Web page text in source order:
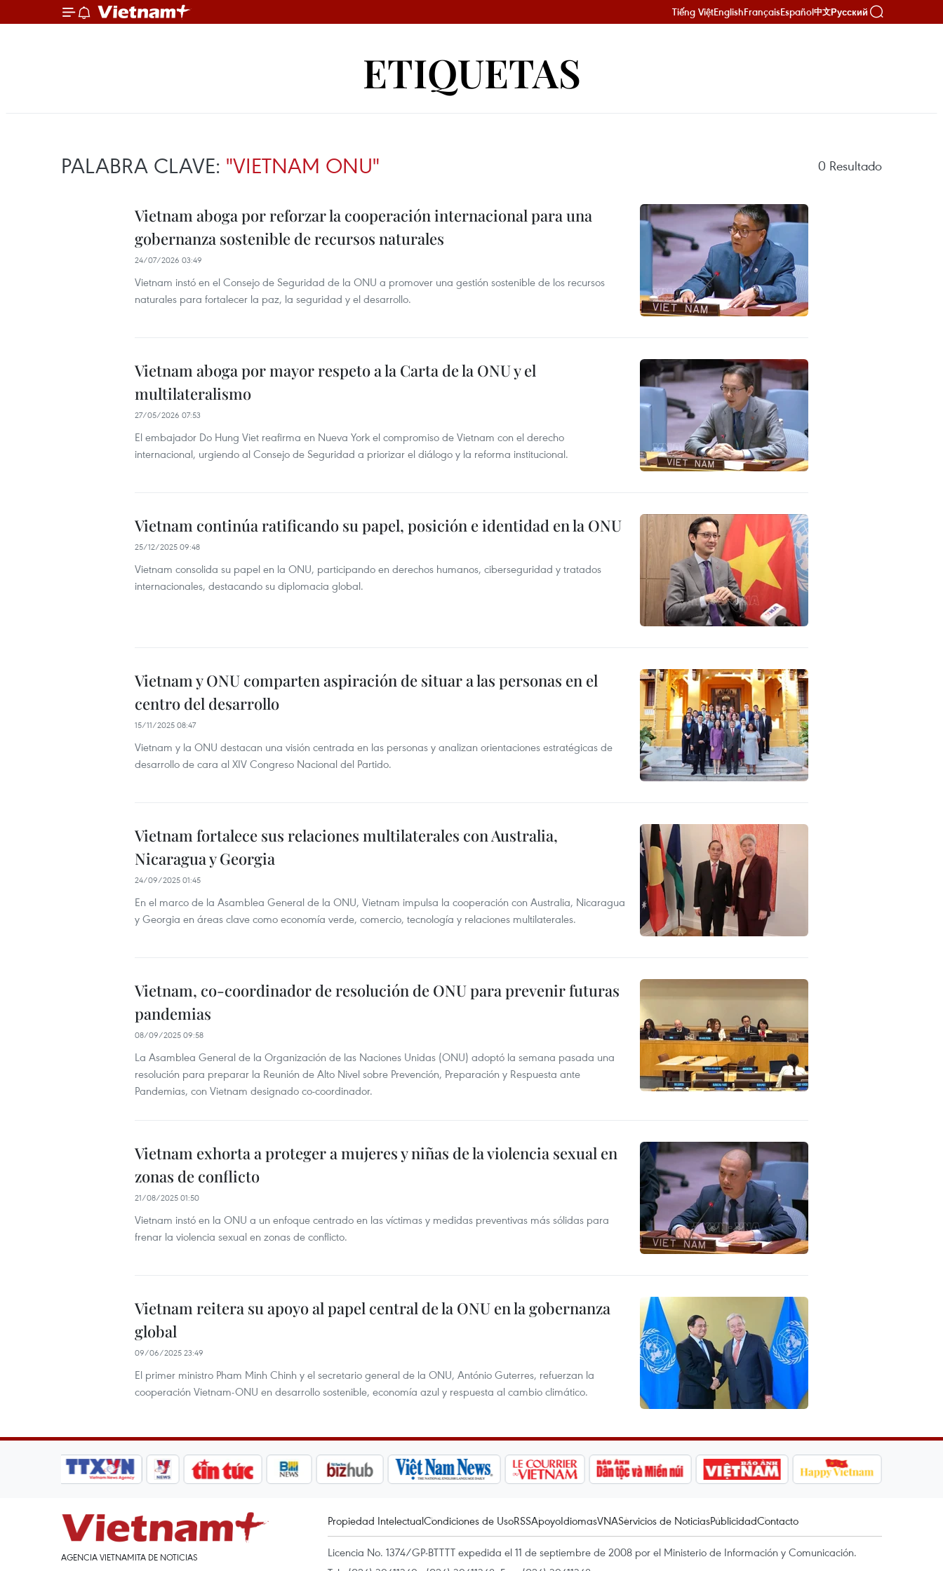
Tiếng ViệtEnglishFrançaisEspañol中文Русский
ETIQUETAS
PALABRA CLAVE: "VIETNAM ONU" 0 Resultado
Vietnam aboga por reforzar la cooperación internacional para una
gobernanza sostenible de recursos naturales
24/07/2026 03:49
Vietnam instó en el Consejo de Seguridad de la ONU a promover una gestión sostenible de los recursos
naturales para fortalecer la paz, la seguridad y el desarrollo.
Vietnam aboga por mayor respeto a la Carta de la ONU y el
multilateralismo
27/05/2026 07:53
El embajador Do Hung Viet reafirma en Nueva York el compromiso de Vietnam con el derecho
internacional, urgiendo al Consejo de Seguridad a priorizar el diálogo y la reforma institucional.
Vietnam continúa ratificando su papel, posición e identidad en la ONU
25/12/2025 09:48
Vietnam consolida su papel en la ONU, participando en derechos humanos, ciberseguridad y tratados
internacionales, destacando su diplomacia global.
Vietnam y ONU comparten aspiración de situar a las personas en el
centro del desarrollo
15/11/2025 08:47
Vietnam y la ONU destacan una visión centrada en las personas y analizan orientaciones estratégicas de
desarrollo de cara al XIV Congreso Nacional del Partido.
Vietnam fortalece sus relaciones multilaterales con Australia,
Nicaragua y Georgia
24/09/2025 01:45
En el marco de la Asamblea General de la ONU, Vietnam impulsa la cooperación con Australia, Nicaragua
y Georgia en áreas clave como economía verde, comercio, tecnología y relaciones multilaterales.
Vietnam, co-coordinador de resolución de ONU para prevenir futuras
pandemias
08/09/2025 09:58
La Asamblea General de la Organización de las Naciones Unidas (ONU) adoptó la semana pasada una
resolución para preparar la Reunión de Alto Nivel sobre Prevención, Preparación y Respuesta ante
Pandemias, con Vietnam designado co-coordinador.
Vietnam exhorta a proteger a mujeres y niñas de la violencia sexual en
zonas de conflicto
21/08/2025 01:50
Vietnam instó en la ONU a un enfoque centrado en las víctimas y medidas preventivas más sólidas para
frenar la violencia sexual en zonas de conflicto.
Vietnam reitera su apoyo al papel central de la ONU en la gobernanza
global
09/06/2025 23:49
El primer ministro Pham Minh Chinh y el secretario general de la ONU, António Guterres, refuerzan la
cooperación Vietnam-ONU en desarrollo sostenible, economía azul y respuesta al cambio climático.
AGENCIA VIETNAMITA DE NOTICIAS
Propiedad IntelectualCondiciones de UsoRSSApoyoIdiomasVNAServicios de NoticiasPublicidadContacto
Licencia No. 1374/GP-BTTTT expedida el 11 de septiembre de 2008 por el Ministerio de Información y Comunicación.